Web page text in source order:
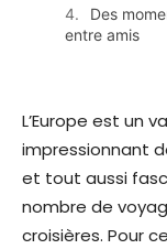
Des
entre amis
L’Europe est un
impressionnant
et tout aussi
nombre de
croisières. Pour